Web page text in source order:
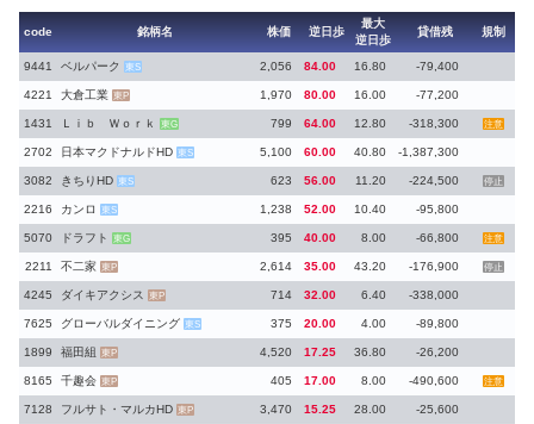
code 銘柄名 株価 逆日歩
最大
逆日歩
貸借残 規制
9441 ベルパーク 東S 2,056 84.00 16.80 -79,400
4221 大倉工業 東P 1,970 80.00 16.00 -77,200
1431 Ｌｉｂ Ｗｏｒｋ 東G 799 64.00 12.80 -318,300 注意
2702 日本マクドナルドHD 東S 5,100 60.00 40.80 -1,387,300
3082 きちりHD 東S 623 56.00 11.20 -224,500 停止
2216 カンロ 東S 1,238 52.00 10.40 -95,800
5070 ドラフト 東G 395 40.00 8.00 -66,800 注意
2211 不二家 東P 2,614 35.00 43.20 -176,900 停止
4245 ダイキアクシス 東P 714 32.00 6.40 -338,000
7625 グローバルダイニング 東S 375 20.00 4.00 -89,800
1899 福田組 東P 4,520 17.25 36.80 -26,200
8165 千趣会 東P 405 17.00 8.00 -490,600 注意
7128 フルサト・マルカHD 東P 3,470 15.25 28.00 -25,600